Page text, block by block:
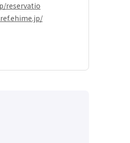
reservatio